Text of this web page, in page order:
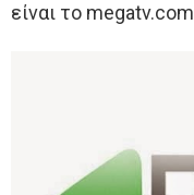
είναι το megatv.com